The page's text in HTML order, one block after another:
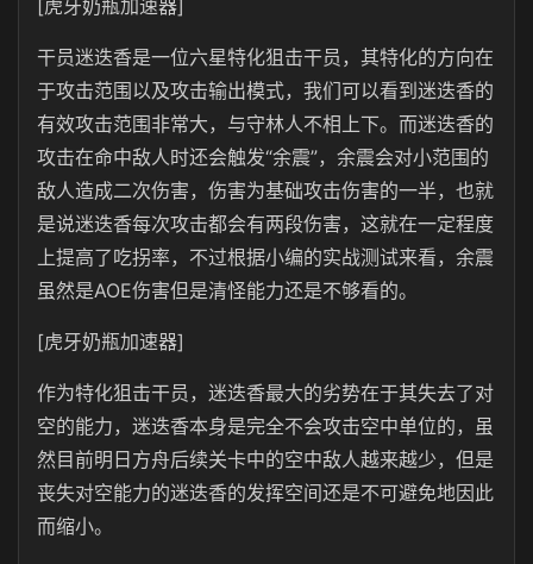
[虎牙奶瓶加速器]
干员迷迭香是一位六星特化狙击干员，其特化的方向在
于攻击范围以及攻击输出模式，我们可以看到迷迭香的
有效攻击范围非常大，与守林人不相上下。而迷迭香的
攻击在命中敌人时还会触发“余震”，余震会对小范围的
敌人造成二次伤害，伤害为基础攻击伤害的一半，也就
是说迷迭香每次攻击都会有两段伤害，这就在一定程度
上提高了吃拐率，不过根据小编的实战测试来看，余震
虽然是AOE伤害但是清怪能力还是不够看的。
[虎牙奶瓶加速器]
作为特化狙击干员，迷迭香最大的劣势在于其失去了对
空的能力，迷迭香本身是完全不会攻击空中单位的，虽
然目前明日方舟后续关卡中的空中敌人越来越少，但是
丧失对空能力的迷迭香的发挥空间还是不可避免地因此
而缩小。